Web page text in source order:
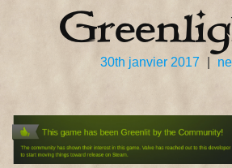
30th janvier 2017